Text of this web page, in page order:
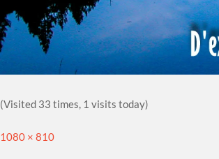
(Visited 33 times, 1 visits today)
Full
1080 × 810